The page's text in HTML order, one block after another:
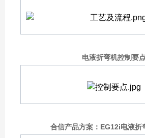
电液折弯机控制要
合信产品方案：EG12i电液折